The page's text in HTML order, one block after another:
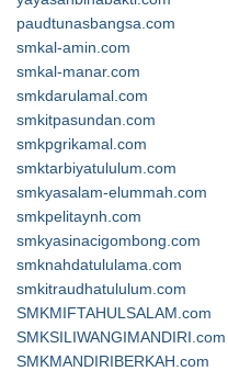
paudtunasbangsa.com
smkal-amin.com
smkal-manar.com
smkdarulamal.com
smkitpasundan.com
smkpgrikamal.com
smktarbiyatululum.com
smkyasalam-elummah.com
smkpelitaynh.com
smkyasinacigombong.com
smknahdatululama.com
smkitraudhatululum.com
SMKMIFTAHULSALAM.com
SMKSILIWANGIMANDIRI.com
SMKMANDIRIBERKAH.com